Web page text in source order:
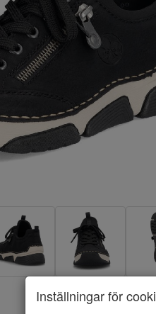
Inställningar för